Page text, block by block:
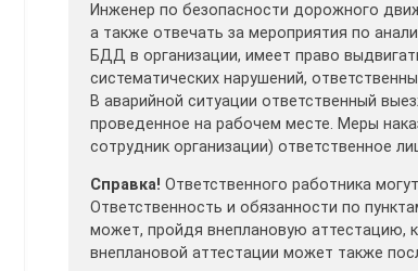
Инженер по безопасности дорожного
а также отвечать за мероприятия по
БДД в организации, имеет право
систематических нарушений,
В аварийной ситуации ответственный
проведенное на рабочем месте. Меры
сотрудник организации) ответственное
Справка! Ответственного работника
Ответственность и обязанности по
может, пройдя внеплановую аттестацию,
внеплановой аттестации может также